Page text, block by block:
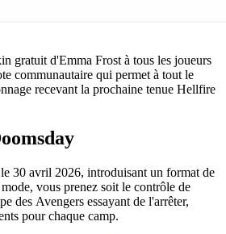
gratuit d'Emma Frost à tous les joueurs
communautaire qui permet à tout le
recevant la prochaine tenue Hellfire
30 avril 2026, introduisant un format de
vous prenez soit le contrôle de
des Avengers essayant de l'arrêter,
pour chaque camp.